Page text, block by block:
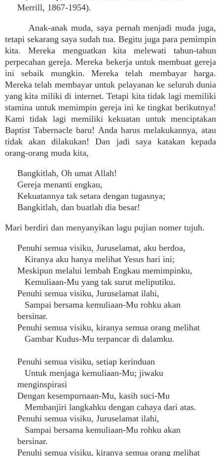
Merrill, 1867-1954).
Anak-anak muda, saya pernah menjadi muda juga,
tetapi sekarang saya sudah tua. Begitu juga para pemimpin
kita. Mereka menguatkan kita melewati tahun-tahun
perpecahan gereja. Mereka bekerja untuk membuat gereja
ini sebaik mungkin. Mereka telah membayar harga.
Mereka telah membayar untuk pelayanan ke seluruh dunia
yang kita miliki di internet. Tetapi kita tidak lagi memiliki
stamina untuk memimpin gereja ini ke tingkat berikutnya!
Kami tidak lagi memiliki kekuatan untuk menciptakan
Baptist Tabernacle baru! Anda harus melakukannya, atau
tidak akan dilakukan! Dan jadi saya katakan kepada
orang-orang muda kita,
Bangkitlah, Oh umat Allah!
Gereja menanti engkau,
Kekuatannya tak setara dengan tugasnya;
Bangkitlah, dan buatlah dia besar!
Mari berdiri dan menyanyikan lagu pujian nomer tujuh.
Penuhi semua visiku, Juruselamat, aku berdoa,
Kiranya aku hanya melihat Yesus hari ini;
Meskipun melalui lembah Engkau memimpinku,
Kemuliaan-Mu yang tak surut meliputiku.
Penuhi semua visiku, Juruselamat ilahi,
Sampai bersama kemuliaan-Mu rohku akan
bersinar.
Penuhi semua visiku, kiranya semua orang melihat
Gambar Kudus-Mu terpancar di dalamku.
Penuhi semua visiku, setiap kerinduan
Untuk menjaga kemuliaan-Mu; jiwaku
menginspirasi
Dengan kesempurnaan-Mu, kasih suci-Mu
Membanjiri langkahku dengan cahaya dari atas.
Penuhi semua visiku, Juruselamat ilahi,
Sampai bersama kemuliaan-Mu rohku akan
bersinar.
Penuhi semua visiku, kiranya semua orang melihat